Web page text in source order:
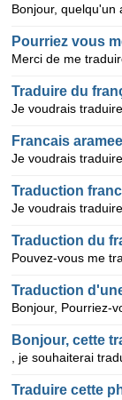
Merci de me
Traduire du
Francais
Traduction
Traduction du
Traduction
Traduire cette